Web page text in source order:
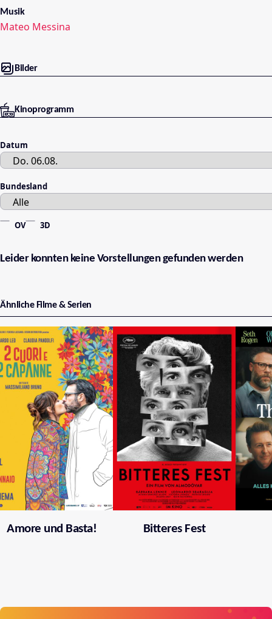
Musik
Mateo Messina
Bilder
Kinoprogramm
Datum
Bundesland
OV 3D
Leider konnten keine Vorstellungen gefunden werden
Ähnliche Filme & Serien
Amore und Basta! Bitteres Fest